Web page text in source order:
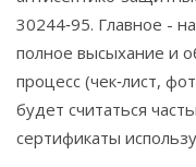
30244‑95. Главное -
полное высыхание и
процесс (чек‑лист,
будет считаться
сертификаты